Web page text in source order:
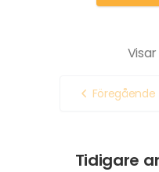
Föregående
Tidigare